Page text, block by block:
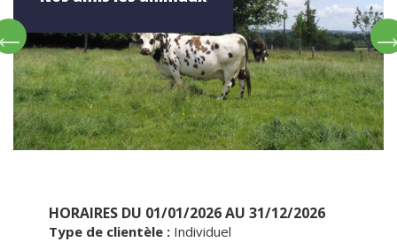
HORAIRES DU 01/01/2026 AU 31/12/2026
Type de clientèle : Individuel